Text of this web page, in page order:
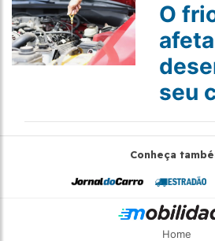
O
seu
Conheça
Home